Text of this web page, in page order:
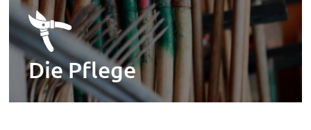
Die Pflege